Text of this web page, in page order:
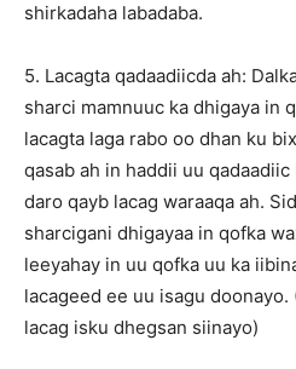
shirkadaha labadaba.
5. Lacagta qadaadiicda ah:
sharci mamnuuc ka dhigaya in
lacagta laga rabo oo dhan ku
qasab ah in haddii uu
daro qayb lacag waraaqa ah.
sharcigani dhigayaa in qofka
leeyahay in uu qofka uu ka
lacageed ee uu isagu doonayo.
lacag isku dhegsan siinayo)